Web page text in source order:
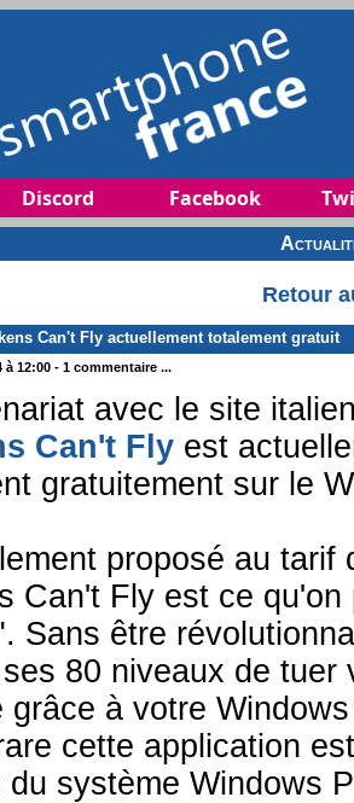
Discord Facebook
Retour
Can't Fly actuellement totalement gratuit
à 12:00 - 1 commentaire ...
avec le site
Can't Fly est
gratuitement sur le
proposé au tarif
Can't Fly est ce
Sans être
80 niveaux de tuer
grâce à votre
cette application
du système Windows